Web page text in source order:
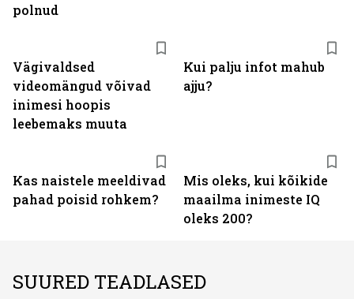
Vägivaldsed
videomängud võivad
inimesi hoopis
leebemaks muuta
Kui palju infot mahub
ajju?
Kas naistele meeldivad
pahad poisid rohkem?
Mis oleks, kui kõikide
maailma inimeste IQ
oleks 200?
polnud
SUURED TEADLASED